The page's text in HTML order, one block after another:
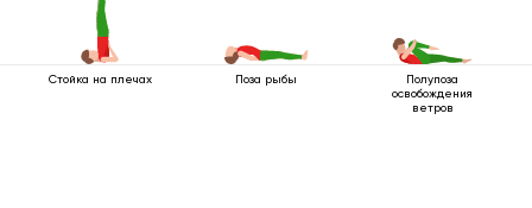
Стойка на плечах Поза рыбы
Полупоза
освобождения
ветров